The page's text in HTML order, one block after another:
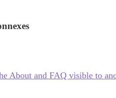
About and FAQ visible to